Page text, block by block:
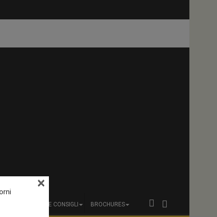
RECENSIONI E CONSIGLI BROCHURES
×